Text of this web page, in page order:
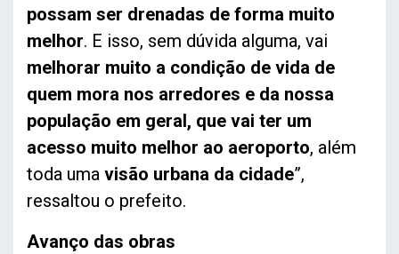
possam ser drenadas de forma muito
melhor. E isso, sem dúvida alguma, vai
melhorar muito a condição de vida de
quem mora nos arredores e da nossa
população em geral, que vai ter um
acesso muito melhor ao aeroporto, além
toda uma visão urbana da cidade”,
ressaltou o prefeito.
Avanço das obras